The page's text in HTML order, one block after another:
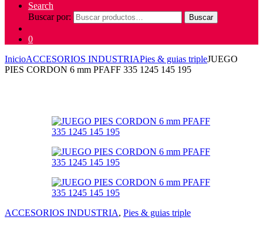
Search
Buscar por:
Buscar
0
InicioACCESORIOS INDUSTRIAPies & guias tripleJUEGO
PIES CORDON 6 mm PFAFF 335 1245 145 195
ACCESORIOS INDUSTRIA, Pies & guias triple